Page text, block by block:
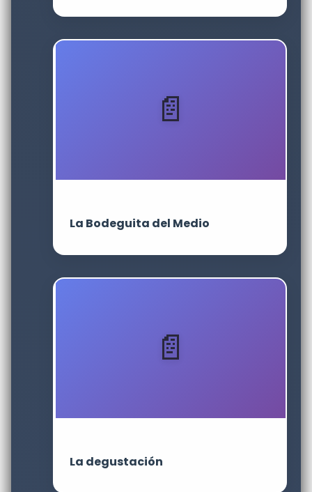
La Bodeguita del Medio
La degustación